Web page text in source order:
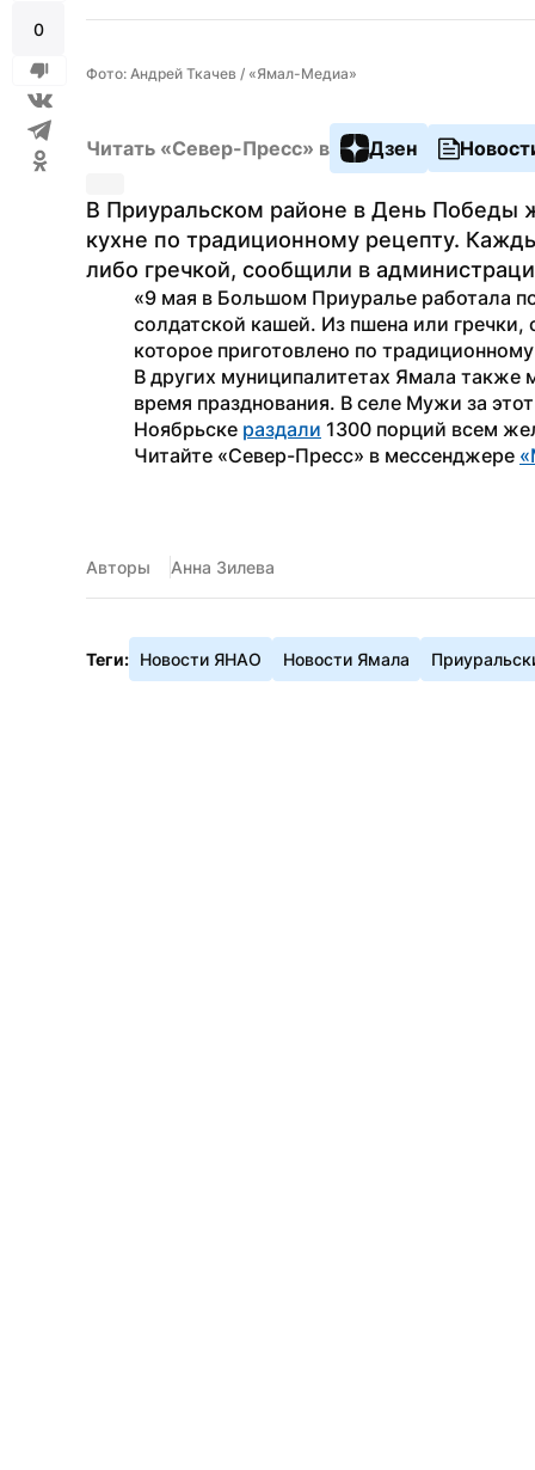
0
Фото: Андрей Ткачев / «Ямал-Медиа»
Читать «Север-Пресс» в Дзен
В Приуральском районе в День Победы
кухне по традиционному рецепту.
либо гречкой, сообщили в
«9 мая в Большом Приуралье работала
солдатской кашей. Из пшена или гречки,
которое приготовлено по
В других муниципалитетах Ямала
время празднования. В селе Мужи за
Ноябрьске раздали 1300 порций всем
Читайте «Север-Пресс» в мессенджере
Авторы Анна Зилева
Теги: Новости ЯНАО Новости Ямала